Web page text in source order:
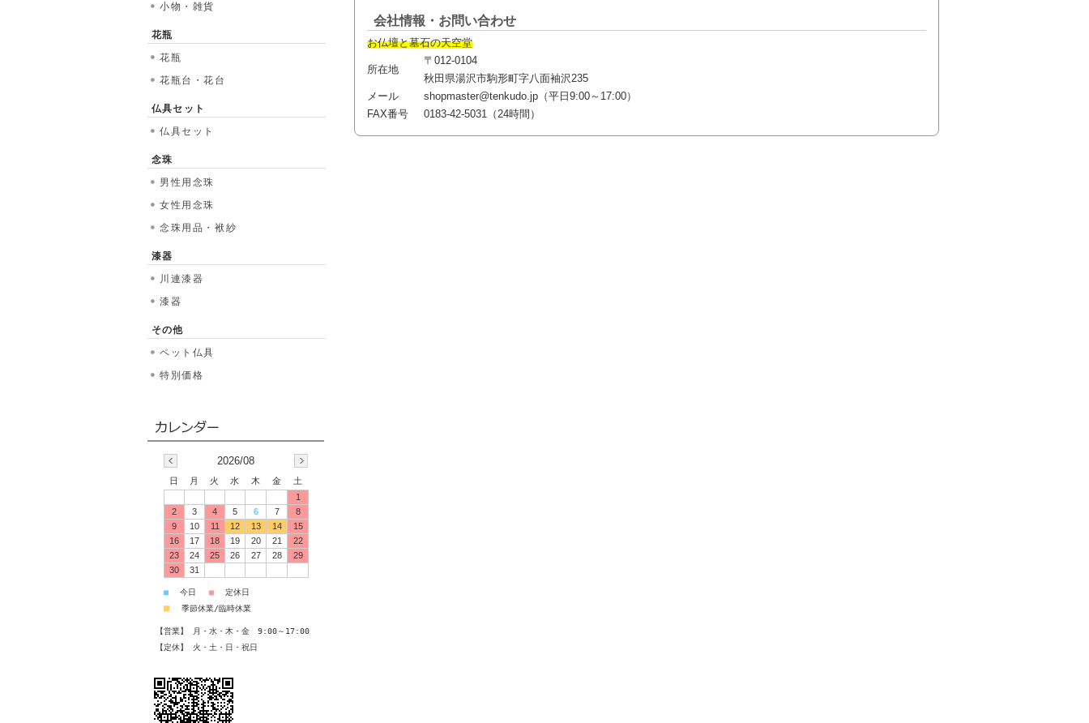
会社情報・お問い合わせ
お仏壇と墓石の天空堂
所在地
〒012-0104
秋田県湯沢市駒形町字八面袖沢235
メール
shopmaster@tenkudo.jp（平日9:00～17:00）
FAX番号
0183-42-5031（24時間）
小物・雑貨
花瓶
花瓶
花瓶台・花台
仏具セット
仏具セット
念珠
男性用念珠
女性用念珠
念珠用品・袱紗
漆器
川連漆器
漆器
その他
ペット仏具
特別価格
2026/08
日 月 火 水 木 金
土
1
2
3 4 5 6 7
8
9
10 11 12 13 14
15
16
17 18 19 20 21
22
23
24 25 26 27 28
29
30
31
■ 今日 ■ 定休日
■ 季節休業/臨時休業
【営業】 月・水・木・金 9:00～17:00
【定休】 火・土・日・祝日